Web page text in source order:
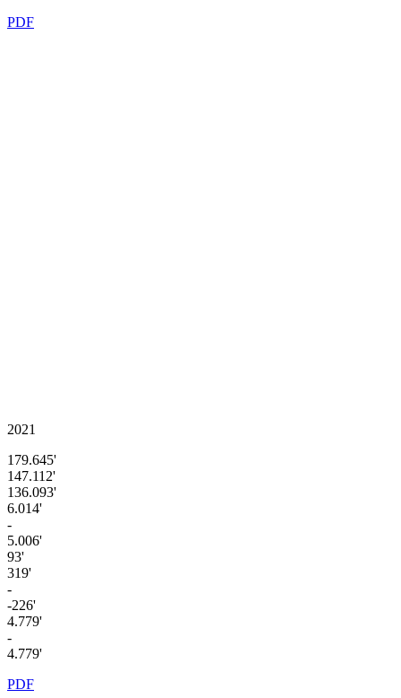
PDF
2021
179.645'
147.112'
136.093'
6.014'
-
5.006'
93'
319'
-
-226'
4.779'
-
4.779'
PDF